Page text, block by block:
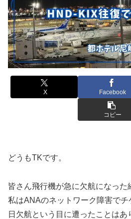
X Facebook
コピー
どうもTKです。
皆さん飛行機が急に欠航になっ
私はANAのネットワーク障害で
日欠航という目に遭ったことは